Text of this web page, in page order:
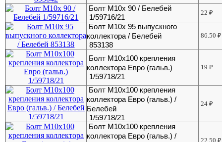
Болт М10х 90 / Белебей
1/59716/21
22₽
Болт М10х 95 выпускного
коллектора / Белебей
853138
86.50₽
Болт М10х100 крепления
коллектора Евро (гальв.)
1/59718/21
19₽
Болт М10х100 крепления
коллектора Евро (гальв.) /
Белебей
1/59718/21
24₽
Болт М10х100 крепления
коллектора Евро (гальв.) /
22.50₽